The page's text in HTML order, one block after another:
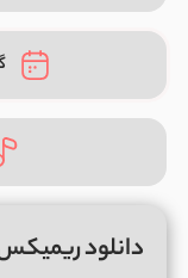
دانلود